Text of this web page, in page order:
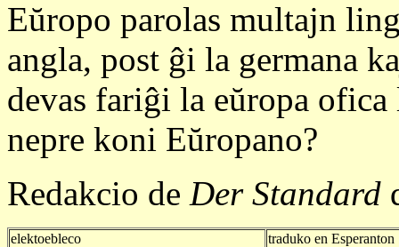
Eŭropo parolas multajn
angla, post ĝi la germana
devas fariĝi la eŭropa
nepre koni Eŭropano?
Redakcio de Der Standard
elektoebleco
traduko en Esperanton